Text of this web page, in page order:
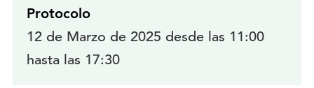
Protocolo
12 de Marzo de 2025 desde las 11:00
hasta las 17:30